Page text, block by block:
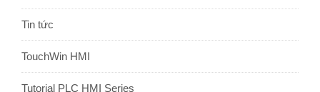
Tin tức
TouchWin HMI
Tutorial PLC HMI Series